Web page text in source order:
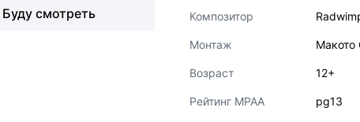
Буду смотреть Композитор
Монтаж Макото
Возраст 12+
Рейтинг MPAA pg13